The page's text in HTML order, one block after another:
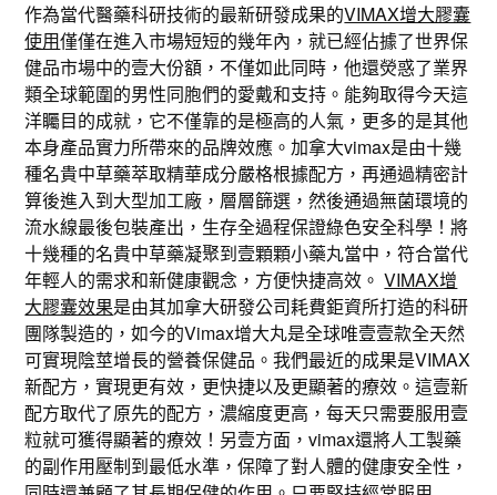
作為當代醫藥科研技術的最新研發成果的VIMAX增大膠囊
使用僅僅在進入市場短短的幾年內，就已經佔據了世界保
健品市場中的壹大份額，不僅如此同時，他還熒惑了業界
類全球範圍的男性同胞們的愛戴和支持。能夠取得今天這
洋矚目的成就，它不僅靠的是極高的人氣，更多的是其他
本身產品實力所帶來的品牌效應。加拿大vimax是由十幾
種名貴中草藥萃取精華成分嚴格根據配方，再通過精密計
算後進入到大型加工廠，層層篩選，然後通過無菌環境的
流水線最後包裝產出，生存全過程保證綠色安全科學！將
十幾種的名貴中草藥凝聚到壹顆顆小藥丸當中，符合當代
年輕人的需求和新健康觀念，方便快捷高效。VIMAX增
大膠囊效果是由其加拿大研發公司耗費鉅資所打造的科研
團隊製造的，如今的Vimax增大丸是全球唯壹壹款全天然
可實現陰莖增長的營養保健品。我們最近的成果是VIMAX
新配方，實現更有效，更快捷以及更顯著的療效。這壹新
配方取代了原先的配方，濃縮度更高，每天只需要服用壹
粒就可獲得顯著的療效！另壹方面，vimax還將人工製藥
的副作用壓制到最低水準，保障了對人體的健康安全性，